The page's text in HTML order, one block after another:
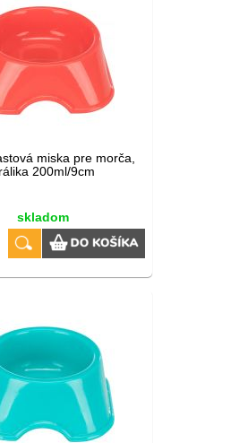
miska pre morča,
200ml/9cm
skladom